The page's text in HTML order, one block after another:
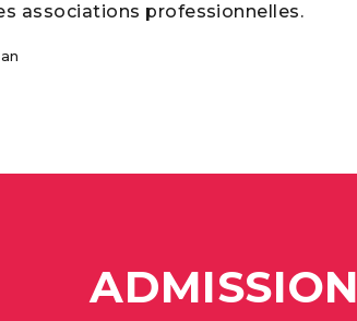
associations professionnelles.
ADMISSION